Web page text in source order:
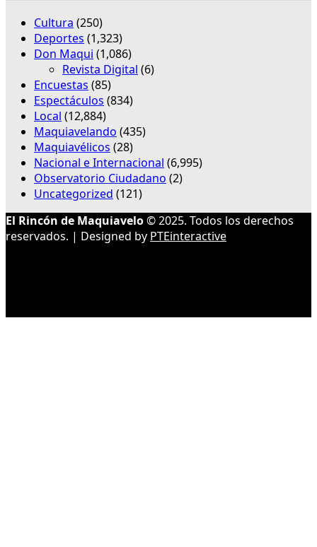
Cultura (250)
Deportes (1,323)
Don Maqui (1,086)
Revista Digital (6)
Encuestas (85)
Espectáculos (834)
Local (12,884)
Maquiavelando (435)
Maquiavélicos (28)
Nacional e Internacional (6,995)
Observatorio Ciudadano (2)
Uncategorized (121)
El Rincón de Maquiavelo© 2025. Todos los derechos
reservados. | Designed by PTEinteractive